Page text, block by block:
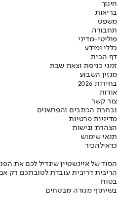
חינוך
בריאות
משפט
תחבורה
פוליטי-מדיני
כללי ומידע
דף הבית
זמני כניסת וצאת שבת
מגזין השבוע
בחירות 2026
אודות
צור קשר
נבחרת הכתבים והפרשנים
מדיניות פרטיות
הצהרת נגישות
תנאי שימוש
כדאילהכיר
הסוד של איינשטיין שיגדיל לכם את
הריבית דריבית עובדת לטובתכם רק
בטוח
בשיתוף מנורה מבטחים